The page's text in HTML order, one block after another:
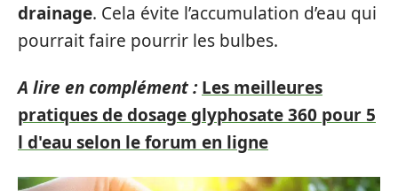
drainage. Cela évite l’accumulation d’eau qui
pourrait faire pourrir les bulbes.
A lire en complément : Les meilleures
pratiques de dosage glyphosate 360 pour 5
l d'eau selon le forum en ligne